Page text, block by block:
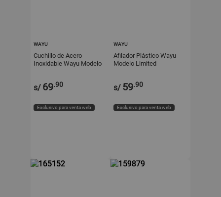
WAYU
Cuchillo de Acero
Inoxidable Wayu Modelo
s/ 69.90
Exclusivo para venta web
WAYU
Afilador Plástico Wayu
Modelo Limited
s/ 59.90
Exclusivo para venta web